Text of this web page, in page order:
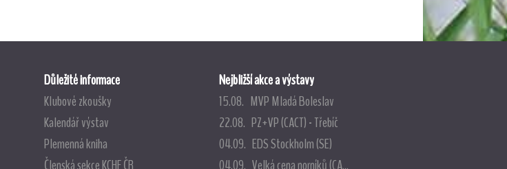
Důležité informace
Klubové zkoušky
Kalendář výstav
Plemenná kniha
Členská sekce KCHF ČR
Nejbližší akce a výstavy
15.08. MVP Mladá Boleslav
22.08. PZ+VP (CACT) - Třebíč
04.09. EDS Stockholm (SE)
04.09. Velká cena norníků (CA...